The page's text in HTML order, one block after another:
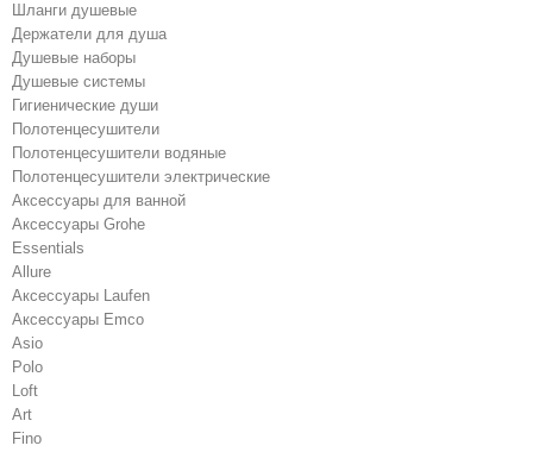
Шланги душевые
Держатели для душа
Душевые наборы
Душевые системы
Гигиенические души
Полотенцесушители
Полотенцесушители водяные
Полотенцесушители электрические
Аксессуары для ванной
Аксессуары Grohe
Essentials
Allure
Аксессуары Laufen
Аксессуары Emco
Asio
Polo
Loft
Art
Fino